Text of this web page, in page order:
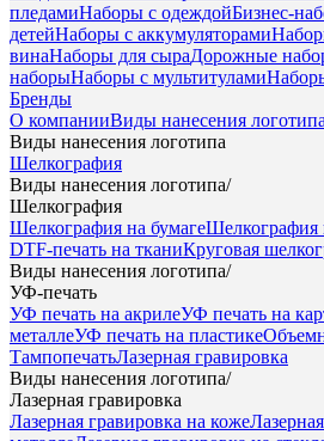
пледамиНаборы с одеждойБизнес-
детейНаборы с аккумуляторами
винаНаборы для сыраДорожные
наборыНаборы с мультитулами
Бренды
О компанииВиды нанесения логотипа
Виды нанесения логотипа
Шелкография
Виды нанесения логотипа/
Шелкография
Шелкография на бумагеШелкография
DTF-печать на тканиКруговая
Виды нанесения логотипа/
УФ-печать
УФ печать на акрилеУФ печать на
металлеУФ печать на пластике
ТампопечатьЛазерная гравировка
Виды нанесения логотипа/
Лазерная гравировка
Лазерная гравировка на коже